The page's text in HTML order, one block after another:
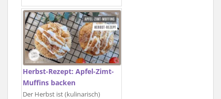
Herbst-Rezept: Apfel-Zimt-
Muffins backen
Der Herbst ist (kulinarisch)